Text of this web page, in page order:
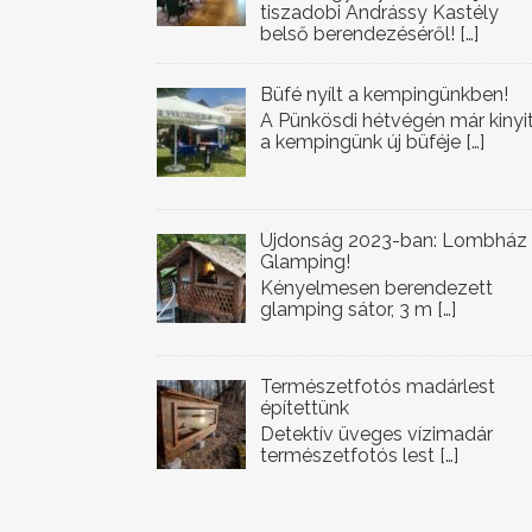
tiszadobi Andrássy Kastély
belső berendezéséről! […]
Büfé nyílt a kempingünkben!
A Pünkösdi hétvégén már
a kempingünk új büféje […]
Újdonság 2023-ban: Lombház
Glamping!
Kényelmesen berendezett
glamping sátor, 3 m […]
Természetfotós madárlest
építettünk
Detektív üveges vízimadár
természetfotós lest […]